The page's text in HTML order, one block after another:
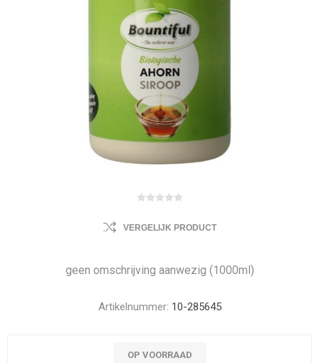
VERGELIJK PRODUCT
geen omschrijving aanwezig (1000ml)
Artikelnummer: 10-285645
OP VOORRAAD